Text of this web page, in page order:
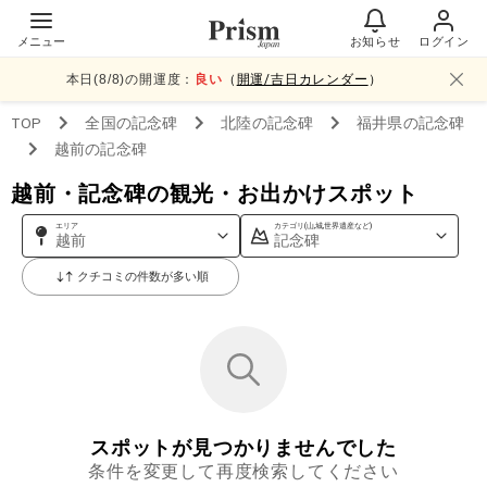
メニュー お知らせ ログイン
本日(8/8)の開運度： 良い （ 開運/吉日カレンダー ）
TOP 全国の記念碑 北陸の記念碑 福井県の記念碑
越前の記念碑
越前・記念碑の観光・お出かけスポット
エリア
越前
カテゴリ(山,城,世界遺産など)
記念碑
クチコミの件数が多い順
スポットが見つかりませんでした
条件を変更して再度検索してください